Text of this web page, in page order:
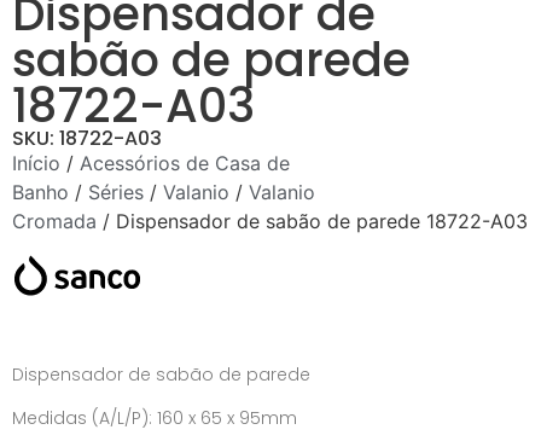
Dispensador de
sabão de parede
18722-A03
SKU: 18722-A03
Início / Acessórios de Casa de
Banho / Séries / Valanio / Valanio
Cromada / Dispensador de sabão de parede 18722-A03
Dispensador de sabão de parede
Medidas (A/L/P): 160 x 65 x 95mm